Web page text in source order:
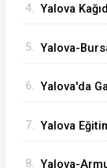
4. Yalova
5. Yalova-
6. Yalova'da
7. Yalova
8. Yalova-